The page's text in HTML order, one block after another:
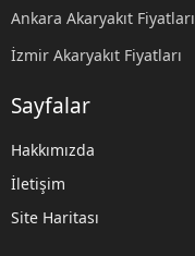
Ankara Akaryakıt Fiyatları
İzmir Akaryakıt Fiyatları
Sayfalar
Hakkımızda
İletişim
Site Haritası